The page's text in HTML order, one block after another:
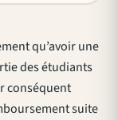
qu’avoir une
des étudiants
conséquent
suite